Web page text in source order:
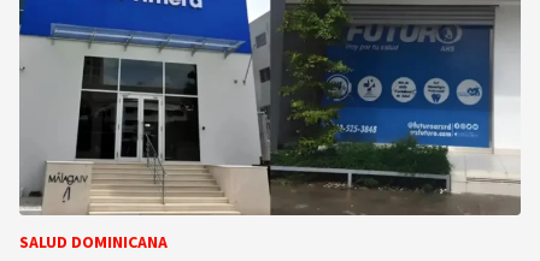
SALUD DOMINICANA